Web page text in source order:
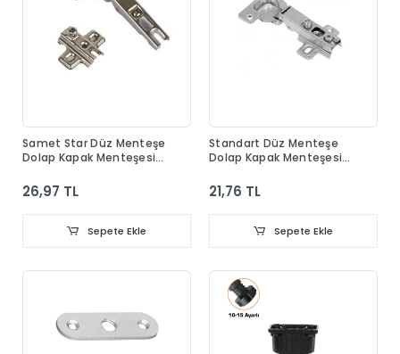
Samet Star Düz Menteşe
Dolap Kapak Menteşesi
26,97 TL
Sepete Ekle
Standart Düz Menteşe
Dolap Kapak Menteşesi
21,76 TL
Sepete Ekle